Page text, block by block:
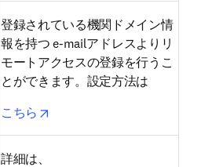
登録されている機関ドメイン情
報を持つ e-mailアドレスよりリ
モートアクセスの登録を行うこ
とができます。設定方法は
こちら
詳細は、